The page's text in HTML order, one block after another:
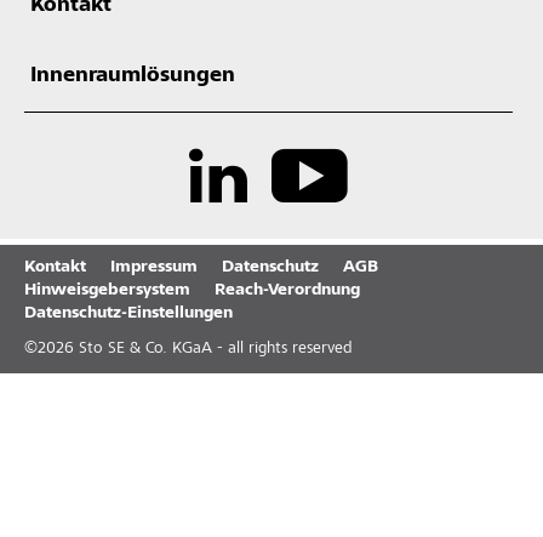
Kontakt
Innenraumlösungen
Kontakt Impressum Datenschutz
AGB
Hinweisgebersystem
Reach-Verordnung
Datenschutz-Einstellungen
©2026 Sto SE & Co. KGaA - all rights reserved